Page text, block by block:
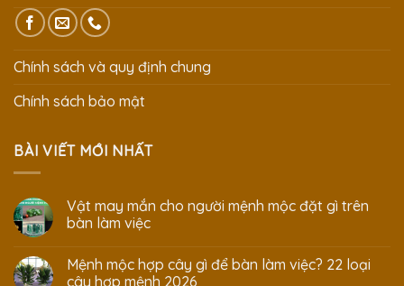
Chính sách và quy định chung
Chính sách bảo mật
BÀI VIẾT MỚI NHẤT
Vật may mắn cho người mệnh mộc đặt gì trên
bàn làm việc
Mệnh mộc hợp cây gì để bàn làm việc? 22 loại
cây hợp mệnh 2026